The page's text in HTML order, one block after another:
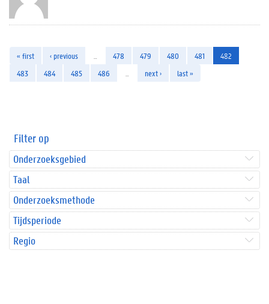
« first ‹ previous 478 479 480 481
482
483
484 485 486 next › last »
Filter op
Onderzoeksgebied
Taal
Onderzoeksmethode
Tijdsperiode
Regio